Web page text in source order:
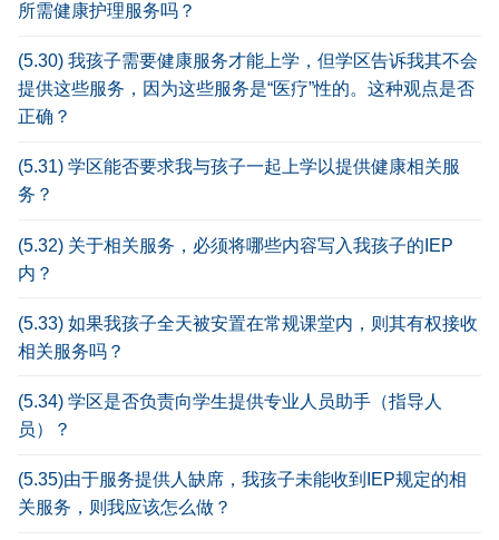
所需健康护理服务吗？
(5.30) 我孩子需要健康服务才能上学，但学区告诉我其不会
提供这些服务，因为这些服务是“医疗”性的。这种观点是否
正确？
(5.31) 学区能否要求我与孩子一起上学以提供健康相关服
务？
(5.32) 关于相关服务，必须将哪些内容写入我孩子的IEP
内？
(5.33) 如果我孩子全天被安置在常规课堂内，则其有权接收
相关服务吗？
(5.34) 学区是否负责向学生提供专业人员助手（指导人
员）？
(5.35)由于服务提供人缺席，我孩子未能收到IEP规定的相
关服务，则我应该怎么做？